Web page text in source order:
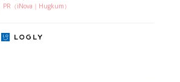
PR（iNova｜Hugkum）